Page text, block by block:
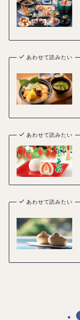
あわせて読みたい
あわせて読みたい
あわせて読みたい